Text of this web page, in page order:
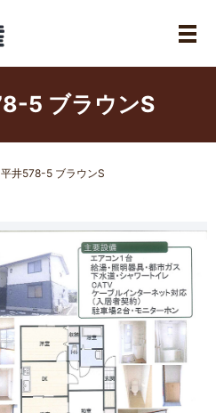
5 ブラウンS
井578-5 ブラウンS